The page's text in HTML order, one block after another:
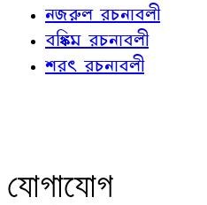
নজরুল রচনাবলী
বঙ্কিম রচনাবলী
শরৎ রচনাবলী
যোগাযোগ